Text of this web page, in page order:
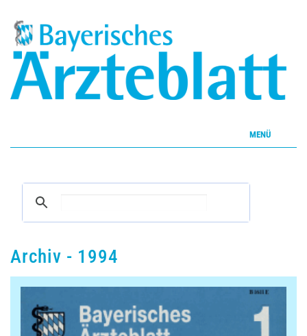
MENÜ
Inhalte
Archiv
Archiv - 1994